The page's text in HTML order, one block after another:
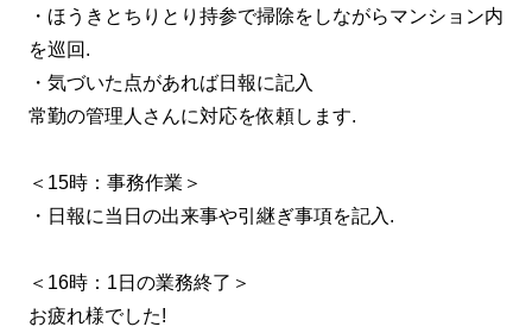
・ほうきとちりとり持参で掃除をしながらマンション内
を巡回.
・気づいた点があれば日報に記入
常勤の管理人さんに対応を依頼します.
＜15時：事務作業＞
・日報に当日の出来事や引継ぎ事項を記入.
＜16時：1日の業務終了＞
お疲れ様でした!